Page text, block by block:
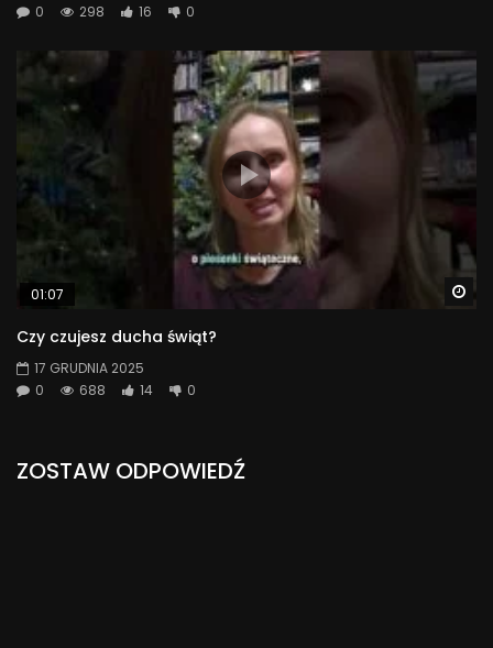
0 298 16 0
01:07
Czy czujesz ducha świąt?
17 GRUDNIA 2025
0
688 14 0
ZOSTAW ODPOWIEDŹ